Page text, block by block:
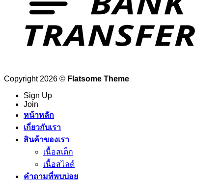
Copyright 2026 © Flatsome Theme
Sign Up
Join
หน้าหลัก
เกี่ยวกับเรา
สินค้าของเรา
เนื้อสเต็ก
เนื้อสไลด์
คำถามที่พบบ่อย